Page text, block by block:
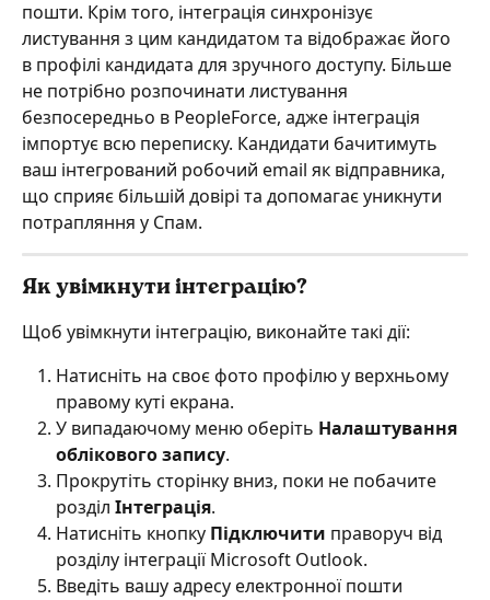
пошти. Крім того, інтеграція синхронізує
листування з цим кандидатом та відображає його
в профілі кандидата для зручного доступу. Більше
не потрібно розпочинати листування
безпосередньо в PeopleForce, адже інтеграція
імпортує всю переписку. Кандидати бачитимуть
ваш інтегрований робочий email як відправника,
що сприяє більшій довірі та допомагає уникнути
потрапляння у Спам.
Як увімкнути інтеграцію?
Щоб увімкнути інтеграцію, виконайте такі дії:
Натисніть на своє фото профілю у верхньому
правому куті екрана.
У випадаючому меню оберіть Налаштування
облікового запису.
Прокрутіть сторінку вниз, поки не побачите
розділ Інтеграція.
Натисніть кнопку Підключити праворуч від
розділу інтеграції Microsoft Outlook.
Введіть вашу адресу електронної пошти